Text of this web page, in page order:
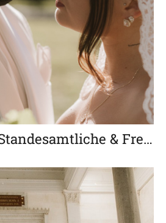
Suzan & Kenji Standesamtliche & Freie Trauung